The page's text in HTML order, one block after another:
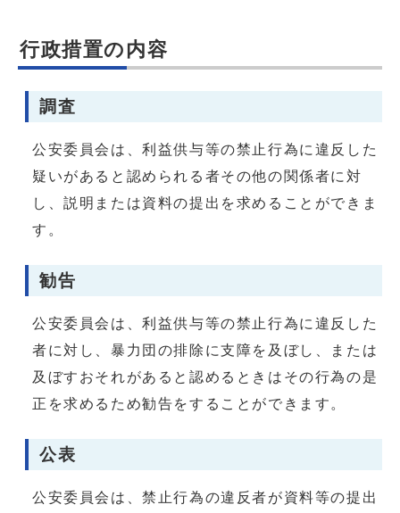
行政措置の内容
調査
公安委員会は、利益供与等の禁止行為に違反した
疑いがあると認められる者その他の関係者に対
し、説明または資料の提出を求めることができま
す。
勧告
公安委員会は、利益供与等の禁止行為に違反した
者に対し、暴力団の排除に支障を及ぼし、または
及ぼすおそれがあると認めるときはその行為の是
正を求めるため勧告をすることができます。
公表
公安委員会は、禁止行為の違反者が資料等の提出